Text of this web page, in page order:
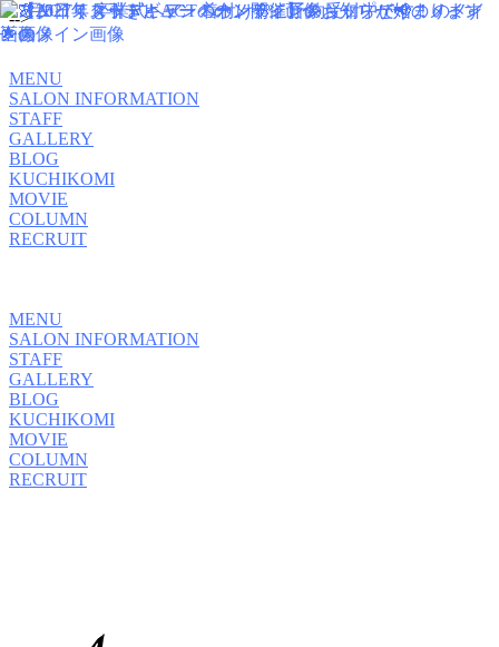
-->
MENU
SALON INFORMATION
STAFF
GALLERY
BLOG
KUCHIKOMI
MOVIE
COLUMN
RECRUIT
MENU
SALON INFORMATION
STAFF
GALLERY
BLOG
KUCHIKOMI
MOVIE
COLUMN
RECRUIT